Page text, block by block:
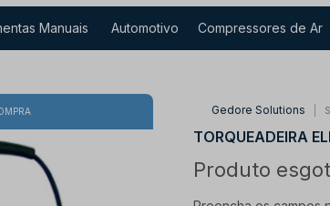
Manuais Automotivo Compressores de Ar
Gedore Solutions
TORQUEADEIRA
Produto